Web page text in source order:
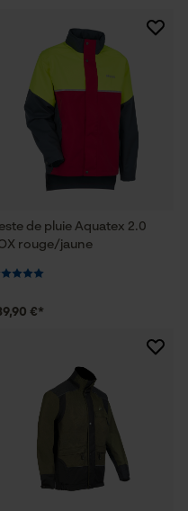
de pluie Aquatex 2.0
rouge/jaune
€*